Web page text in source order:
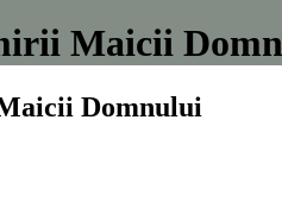
Maicii
Domnului